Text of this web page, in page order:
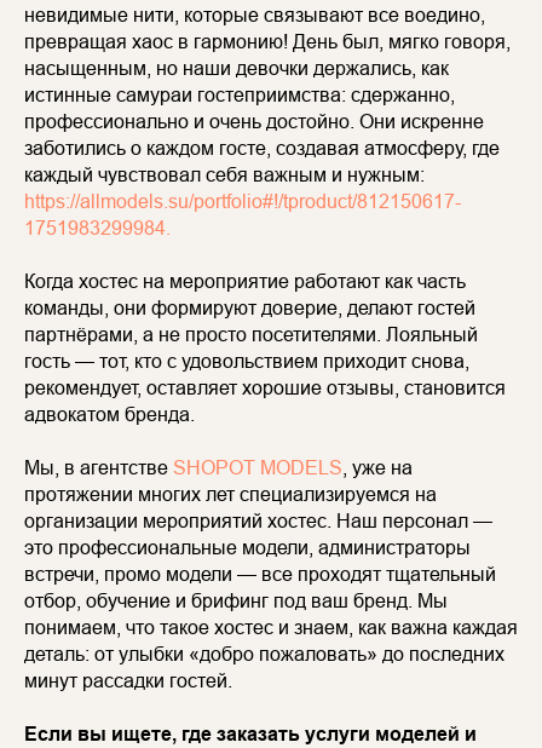
невидимые нити, которые связывают все воедино,
превращая хаос в гармонию! День был, мягко говоря,
насыщенным, но наши девочки держались, как
истинные самураи гостеприимства: сдержанно,
профессионально и очень достойно. Они искренне
заботились о каждом госте, создавая атмосферу, где
каждый чувствовал себя важным и нужным:
https://allmodels.su/portfolio#!/tproduct/812150617-
1751983299984.
Когда хостес на мероприятие работают как часть
команды, они формируют доверие, делают гостей
партнёрами, а не просто посетителями. Лояльный
гость — тот, кто с удовольствием приходит снова,
рекомендует, оставляет хорошие отзывы, становится
адвокатом бренда.
Мы, в агентстве SHOPOT MODELS , уже на
протяжении многих лет специализируемся на
организации мероприятий хостес. Наш персонал —
это профессиональные модели, администраторы
встречи, промо модели — все проходят тщательный
отбор, обучение и брифинг под ваш бренд. Мы
понимаем, что такое хостес и знаем, как важна каждая
деталь: от улыбки «добро пожаловать» до последних
минут рассадки гостей.
Если вы ищете, где заказать услуги моделей и